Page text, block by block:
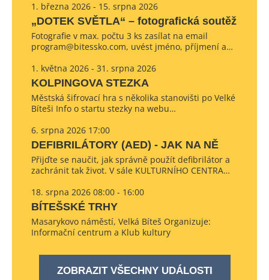
1. března 2026 - 15. srpna 2026
„DOTEK SVĚTLA“ – fotografická soutěž
Fotografie v max. počtu 3 ks zasílat na email
program@bitessko.com, uvést jméno, příjmení a…
1. května 2026 - 31. srpna 2026
KOLPINGOVA STEZKA
Městská šifrovací hra s několika stanovišti po Velké
Bíteši Info o startu stezky na webu…
6. srpna 2026 17:00
DEFIBRILÁTORY (AED) - JAK NA NĚ
Přijďte se naučit, jak správně použít defibrilátor a
zachránit tak život. V sále KULTURNÍHO CENTRA…
18. srpna 2026 08:00 - 16:00
BÍTEŠSKÉ TRHY
Masarykovo náměstí, Velká Bíteš Organizuje:
Informační centrum a Klub kultury
ZOBRAZIT VŠECHNY UDÁLOSTI